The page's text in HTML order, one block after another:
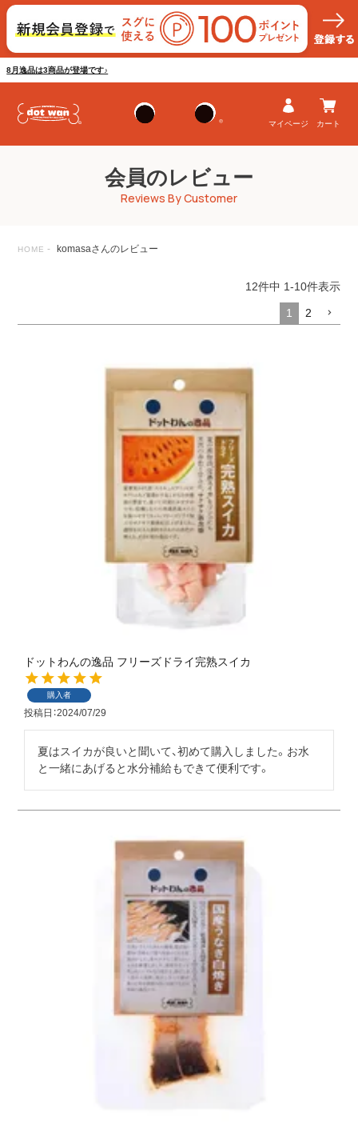
8月逸品は3商品が登場です♪
マイページ カート
会員のレビュー
Reviews By Customer
HOME komasaさんのレビュー
12件中 1-10件表示
1 2
ドットわんの逸品 フリーズドライ完熟スイカ
購入者
投稿日 2024/07/29
夏はスイカが良いと聞いて、初めて購入しました。お水
と一緒にあげると水分補給もできて便利です。